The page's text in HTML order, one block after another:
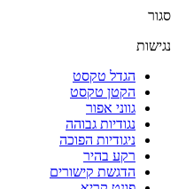
סגור
נגישות
הגדל טקסט
הקטן טקסט
גווני אפור
נגודיות גבוהה
ניגודיות הפוכה
רקע בהיר
הדגשת קישורים